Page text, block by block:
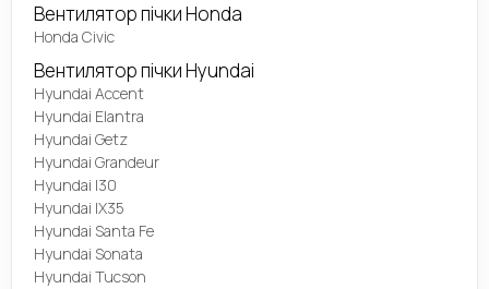
Вентилятор пічки Honda
Honda Civic
Вентилятор пічки Hyundai
Hyundai Accent
Hyundai Elantra
Hyundai Getz
Hyundai Grandeur
Hyundai I30
Hyundai IX35
Hyundai Santa Fe
Hyundai Sonata
Hyundai Tucson